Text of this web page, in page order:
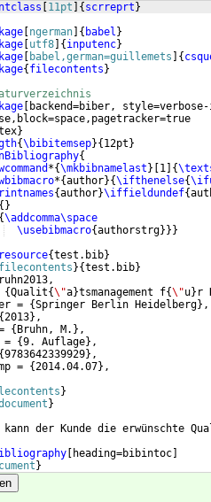
11pt { scrreprt }
ngerman { babel }
utf8 { inputenc}
babel,german=guillemets {
{ filecontents }
backend=biber,
}
{\bibitemsep}{ 12pt }
{
*{\mkbibnamelast } 1 {
*{author}{\ifthenelse{
{author}\iffieldundef{
{ }
{\addcomma\space
\usebibmacro{authorstrg}}}
{test.bib}
filecontents }{test.bib}
{Qualit{\"a}tsmanagement f{\"u} r
= {Springer Berlin Heidelberg} ,
{2013} ,
{ Bruhn, M. } ,
= {9. Auflage} ,
{9783642339929} ,
= {2014.04.07} ,
}
}
kann der Kunde die
heading=bibintoc
}